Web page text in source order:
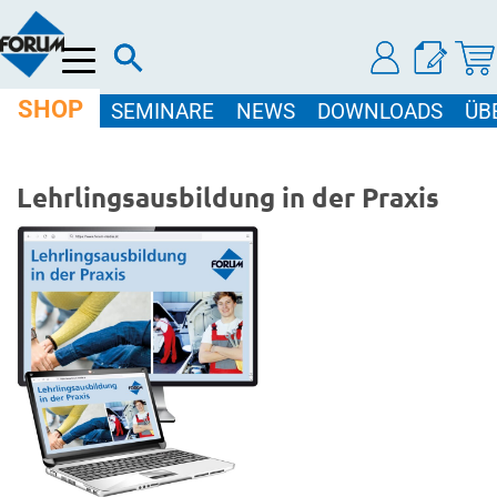
Menü
SHOP SEMINARE NEWS DOWNLOADS
Lehrlingsausbildung in der Praxis